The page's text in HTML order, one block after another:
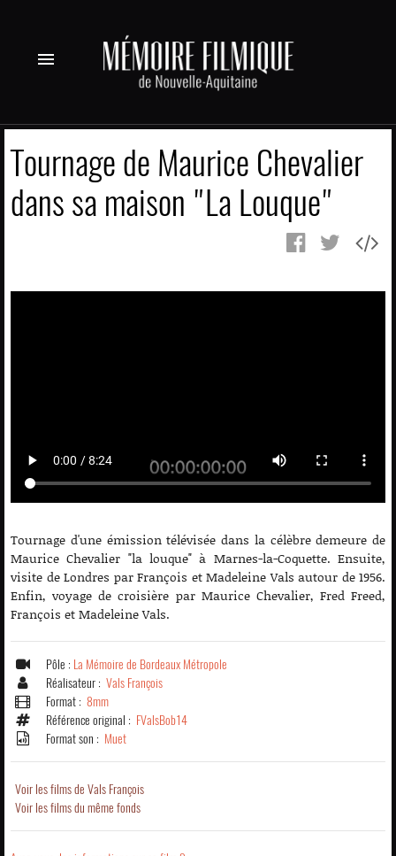
menu
Tournage de Maurice Chevalier
dans sa maison "La Louque"
Tournage d'une émission télévisée dans la célèbre demeure de
Maurice Chevalier "la louque" à Marnes-la-Coquette. Ensuite,
visite de Londres par François et Madeleine Vals autour de 1956.
Enfin, voyage de croisière par Maurice Chevalier, Fred Freed,
François et Madeleine Vals.
Pôle : La Mémoire de Bordeaux Métropole
Réalisateur : Vals François
Format : 8mm
Référence original : FValsBob14
Format son : Muet
Voir les films de Vals François
Voir les films du même fonds